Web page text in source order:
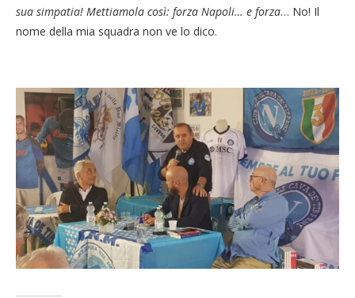
sua simpatia! Mettiamola così: forza Napoli… e forza… No! Il
nome della mia squadra non ve lo dico.